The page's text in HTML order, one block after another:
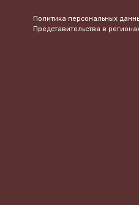
Политика персональных
Представительства в